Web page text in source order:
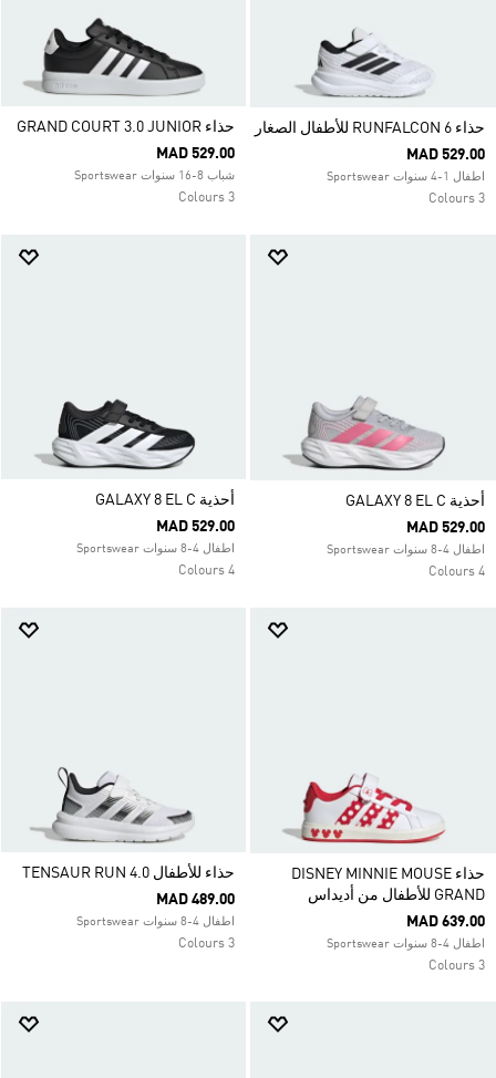
حذاء RUNFALCON 6 للأطفال الصغار
MAD 529.00
اطفال 1-4 سنوات Sportswear
3 Colours
حذاء GRAND COURT 3.0 JUNIOR
MAD 529.00
شباب 8-16 سنوات Sportswear
3 Colours
أحذية GALAXY 8 EL C
MAD 529.00
اطفال 4-8 سنوات Sportswear
4 Colours
أحذية GALAXY 8 EL C
MAD 529.00
اطفال 4-8 سنوات Sportswear
4 Colours
حذاء DISNEY MINNIE MOUSE
GRAND للأطفال من أديداس
MAD 639.00
اطفال 4-8 سنوات Sportswear
3 Colours
حذاء للأطفال TENSAUR RUN 4.0
MAD 489.00
اطفال 4-8 سنوات Sportswear
3 Colours